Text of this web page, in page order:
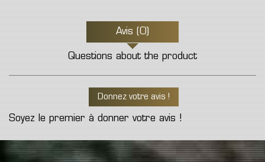
Avis (0)
Questions about the product
Donnez votre avis !
Soyez le premier à donner votre avis !